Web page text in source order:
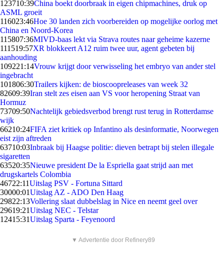
123710:39China boekt doorbraak in eigen chipmachines, druk op
ASML groeit
116023:46Hoe 30 landen zich voorbereiden op mogelijke oorlog met
China en Noord-Korea
115807:36MIVD-baas lekt via Strava routes naar geheime kazerne
111519:57XR blokkeert A12 ruim twee uur, agent gebeten bij
aanhouding
109221:14Vrouw krijgt door verwisseling het embryo van ander stel
ingebracht
101806:30Trailers kijken: de bioscoopreleases van week 32
82609:39Iran stelt zes eisen aan VS voor heropening Straat van
Hormuz
73709:50Nachtelijk gebiedsverbod brengt rust terug in Rotterdamse
wijk
66210:24FIFA ziet kritiek op Infantino als desinformatie, Noorwegen
eist zijn aftreden
63710:03Inbraak bij Haagse politie: dieven betrapt bij stelen illegale
sigaretten
63520:35Nieuwe president De la Espriella gaat strijd aan met
drugskartels Colombia
46722:11Uitslag PSV - Fortuna Sittard
30000:01Uitslag AZ - ADO Den Haag
29822:13Vollering slaat dubbelslag in Nice en neemt geel over
29619:21Uitslag NEC - Telstar
12415:31Uitslag Sparta - Feyenoord
▼ Advertentie door Refinery89